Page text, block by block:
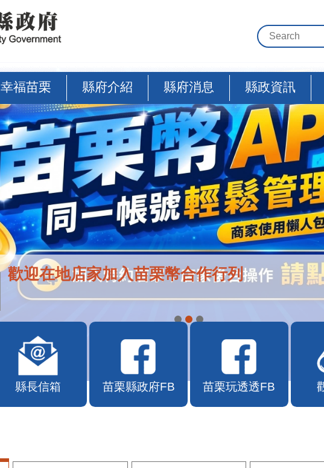
幸福苗栗 縣府介紹 縣府消息 縣政資訊
歡迎在地店家加入苗栗幣合作行列
縣長信箱 苗栗縣政府FB 苗栗玩透透FB